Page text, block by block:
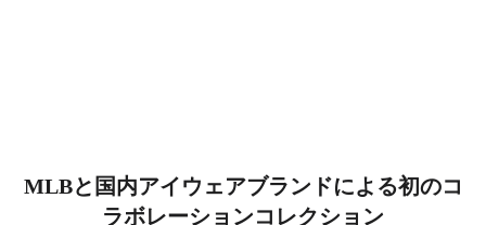
MLBと国内アイウェアブランドによる初のコ
ラボレーションコレクション